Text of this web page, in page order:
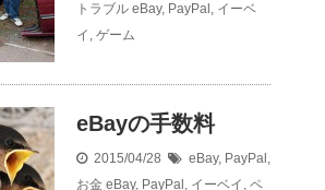
トラブル eBay, PayPal , イーベ
イ , ゲーム
eBayの手数料
2015/04/28 eBay, PayPal ,
お金 eBay, PayPal , イーベイ , ペ